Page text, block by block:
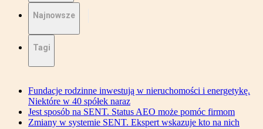
Najnowsze
Tagi
Fundacje rodzinne inwestują w nieruchomości i energetykę.
Niektóre w 40 spółek naraz
Jest sposób na SENT. Status AEO może pomóc firmom
Zmiany w systemie SENT. Ekspert wskazuje kto na nich